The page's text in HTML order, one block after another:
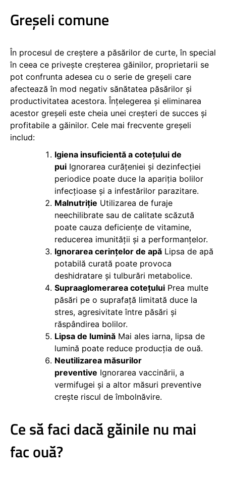
Greșeli comune
În procesul de creștere a păsărilor de curte, în special
în ceea ce privește creșterea găinilor, proprietarii se
pot confrunta adesea cu o serie de greșeli care
afectează în mod negativ sănătatea păsărilor și
productivitatea acestora. Înțelegerea și eliminarea
acestor greșeli este cheia unei creșteri de succes și
profitabile a găinilor. Cele mai frecvente greșeli
includ:
Igiena insuficientă a cotețului de
pui Ignorarea curățeniei și dezinfecției
periodice poate duce la apariția bolilor
infecțioase și a infestărilor parazitare.
Malnutriție Utilizarea de furaje
neechilibrate sau de calitate scăzută
poate cauza deficiențe de vitamine,
reducerea imunității și a performanțelor.
Ignorarea cerințelor de apă Lipsa de apă
potabilă curată poate provoca
deshidratare și tulburări metabolice.
Supraaglomerarea cotețului Prea multe
păsări pe o suprafață limitată duce la
stres, agresivitate între păsări și
răspândirea bolilor.
Lipsa de lumină Mai ales iarna, lipsa de
lumină poate reduce producția de ouă.
Neutilizarea măsurilor
preventive Ignorarea vaccinării, a
vermifugei și a altor măsuri preventive
crește riscul de îmbolnăvire.
Ce să faci dacă găinile nu mai
fac ouă?